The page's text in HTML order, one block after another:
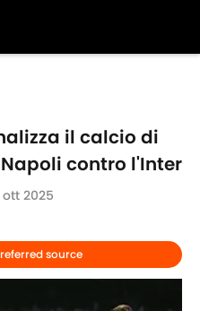
il calcio di
contro l'Inter
2025
source